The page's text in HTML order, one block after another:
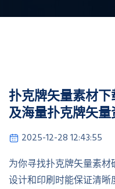
扑克牌矢量素材
及海量扑克牌矢
2025-12-28 12:43:55
为你寻找扑克牌矢量素
设计和印刷时能保证清